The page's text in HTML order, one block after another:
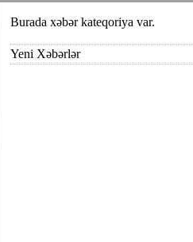
Burada xəbərkateqoriya var.
Yeni Xəbərlər